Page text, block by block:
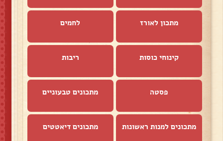
מתכון לאורז לחמים
קינוחי כוסות ריבות
פסטה מתכונים טבעוניים
מתכונים למנות ראשונות מתכונים דיאטטים